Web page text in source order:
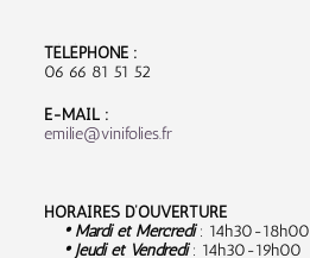
TÉLÉPHONE :
06 66 81 51 52
E-MAIL :
emilie@vinifolies.fr
HORAIRES D’OUVERTURE
• Mardi et Mercredi: 14h30-18h00
• Jeudi et Vendredi: 14h30-19h00